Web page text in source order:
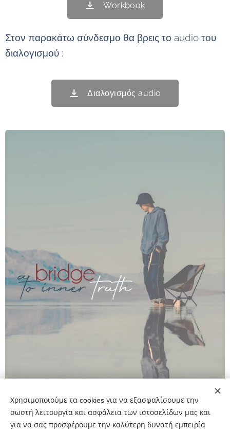
Workbook
Στον παρακάτω σύνδεσμο θα βρεις το audio του
διαλογισμού :
Διαλογισμός audio
Χρησιμοποιούμε τα cookies για να εξασφαλίσουμε την
σωστή λειτουργία και ασφάλεια των ιστοσελίδων μας και
για να σας προσφέρουμε την καλύτερη δυνατή εμπειρία